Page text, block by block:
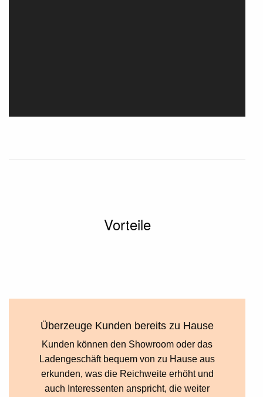
Vorteile
Überzeuge Kunden bereits zu Hause
Kunden können den Showroom oder das
Ladengeschäft bequem von zu Hause aus
erkunden, was die Reichweite erhöht und
auch Interessenten anspricht, die weiter